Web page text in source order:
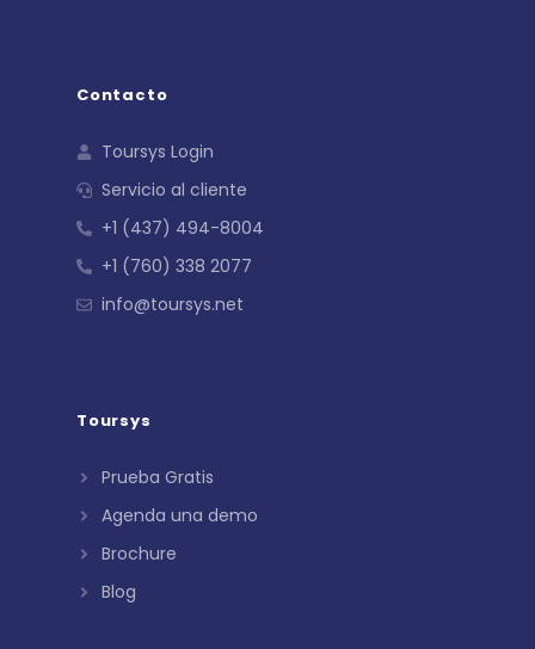
Contacto
Toursys Login
Servicio al cliente
+1 (437) 494-8004
+1 (760) 338 2077
info@toursys.net
Toursys
Prueba Gratis
Agenda una demo
Brochure
Blog